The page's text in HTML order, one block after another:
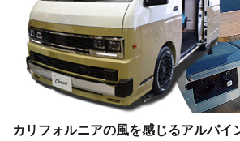
カリフォルニアの風を感じるアルパイ